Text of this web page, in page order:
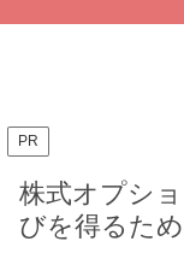
PR
株式オプシ
びを得るた